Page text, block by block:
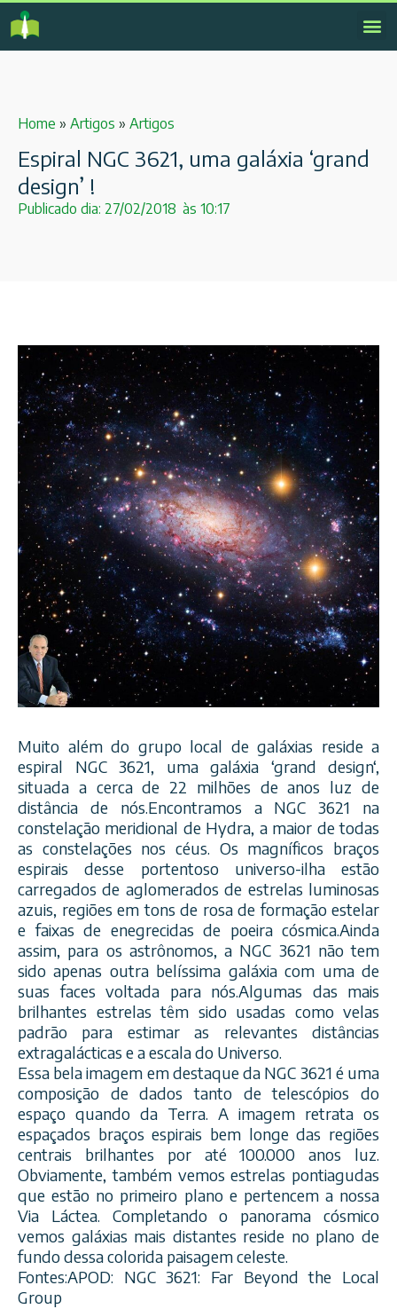
Home » Artigos » Artigos
Espiral NGC 3621, uma galáxia ‘grand
design’ !
Publicado dia: 27/02/2018 às 10:17
Muito além do grupo local de galáxias reside a
espiral NGC 3621, uma galáxia ‘grand design‘,
situada a cerca de 22 milhões de anos luz de
distância de nós.Encontramos a NGC 3621 na
constelação meridional de Hydra, a maior de todas
as constelações nos céus. Os magníficos braços
espirais desse portentoso universo-ilha estão
carregados de aglomerados de estrelas luminosas
azuis, regiões em tons de rosa de formação estelar
e faixas de enegrecidas de poeira cósmica.Ainda
assim, para os astrônomos, a NGC 3621 não tem
sido apenas outra belíssima galáxia com uma de
suas faces voltada para nós.Algumas das mais
brilhantes estrelas têm sido usadas como velas
padrão para estimar as relevantes distâncias
extragalácticas e a escala do Universo.
Essa bela imagem em destaque da NGC 3621 é uma
composição de dados tanto de telescópios do
espaço quando da Terra. A imagem retrata os
espaçados braços espirais bem longe das regiões
centrais brilhantes por até 100.000 anos luz.
Obviamente, também vemos estrelas pontiagudas
que estão no primeiro plano e pertencem a nossa
Via Láctea. Completando o panorama cósmico
vemos galáxias mais distantes reside no plano de
fundo dessa colorida paisagem celeste.
Fontes:APOD: NGC 3621: Far Beyond the Local
Group